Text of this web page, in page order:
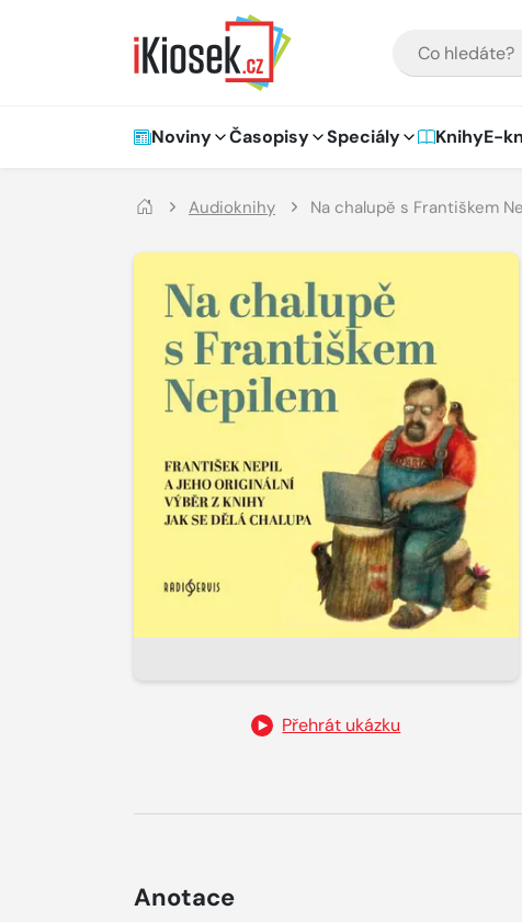
Hlavní navigace
Noviny Časopisy Speciály KnihyE-
Audioknihy Na chalupě s Františkem
Přehrát ukázku
Anotace